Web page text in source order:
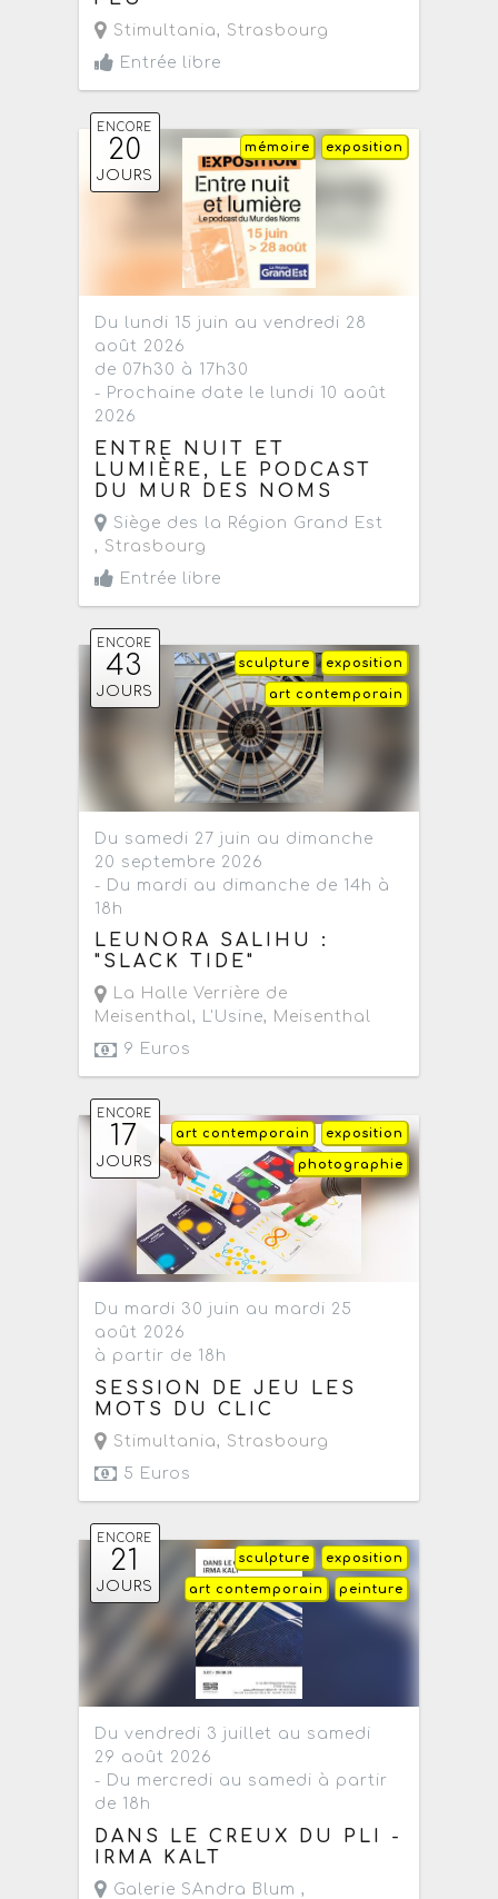
Stimultania, Strasbourg
Entrée libre
ENCORE
20
JOURS
exposition
mémoire
Du lundi 15 juin au vendredi 28
août 2026
de 07h30 à 17h30
- Prochaine date le lundi 10 août
2026
ENTRE NUIT ET
LUMIÈRE, LE PODCAST
DU MUR DES NOMS
Siège des la Région Grand Est
, Strasbourg
Entrée libre
ENCORE
43
JOURS
exposition
sculpture
art contemporain
Du samedi 27 juin au dimanche
20 septembre 2026
- Du mardi au dimanche de 14h à
18h
LEUNORA SALIHU :
"SLACK TIDE"
La Halle Verrière de
Meisenthal, L'Usine, Meisenthal
9 Euros
ENCORE
17
JOURS
exposition
art contemporain
photographie
Du mardi 30 juin au mardi 25
août 2026
à partir de 18h
SESSION DE JEU LES
MOTS DU CLIC
Stimultania, Strasbourg
5 Euros
ENCORE
21
JOURS
exposition
sculpture
peinture
art contemporain
Du vendredi 3 juillet au samedi
29 août 2026
- Du mercredi au samedi à partir
de 18h
DANS LE CREUX DU PLI -
IRMA KALT
Galerie SAndra Blum ,